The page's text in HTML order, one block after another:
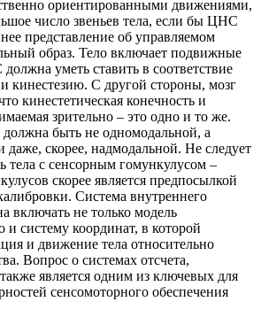
ориентированными движениями,
число звеньев тела, если бы ЦНС
представление об управляемом
образ. Тело включает подвижные
уметь ставить в соответствие
кинестезию. С другой стороны, мозг
кинестетическая конечность и
зрительно – это одно и то же.
быть не одномодальной, а
даже, скорее, надмодальной. Не следует
тела с сенсорным гомункулусом –
скорее является предпосылкой
Система внутреннего
включать не только модель
и систему координат, в которой
и движение тела относительно
Вопрос о системах отсчета,
является одним из ключевых для
сенсомоторного обеспечения